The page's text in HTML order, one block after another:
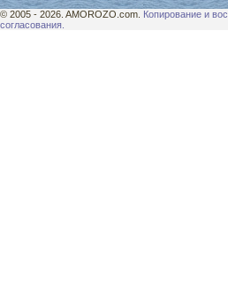
© 2005 - 2026. AMOROZO.com. Копирование и
согласования.